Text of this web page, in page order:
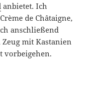
anbietet. Ich
de Châtaigne,
anschließend
mit Kastanien
vorbeigehen.